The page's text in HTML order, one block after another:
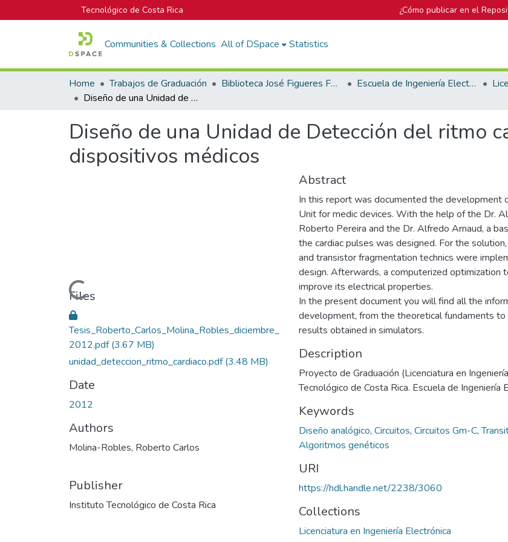
Tecnológico de Costa Rica ¿Cómo publicar en el
Communities & Collections All of DSpace Statistics
Home Trabajos de Graduación Biblioteca José Figueres Ferrer Escuela de Ingeniería Electrónica
Diseño de una Unidad de Detección del ritmo cardiaco humano para dispositivos médicos
Diseño de una Unidad de Detección del ritmo
dispositivos médicos
Loading...
Files
Tesis_Roberto_Carlos_Molina_Robles_diciembre_
2012.pdf(3.67 MB)
unidad_deteccion_ritmo_cardiaco.pdf(3.48 MB)
Date
2012
Authors
Molina-Robles, Roberto Carlos
Publisher
Instituto Tecnológico de Costa Rica
Abstract
In this report was documented the development
Unit for medic devices. With the help of the Dr.
Roberto Pereira and the Dr. Alfredo Arnaud, a
the cardiac pulses was designed. For the
and transistor fragmentation technics were
design. Afterwards, a computerized optimization
improve its electrical properties.
In the present document you will find all the
development, from the theoretical fundaments
results obtained in simulators.
Description
Proyecto de Graduación (Licenciatura en
Tecnológico de Costa Rica. Escuela de Ingeniería
Keywords
Diseño analógico, Circuitos, Circuitos Gm-C,
Algoritmos genéticos
URI
https://hdl.handle.net/2238/3060
Collections
Licenciatura en Ingeniería Electrónica